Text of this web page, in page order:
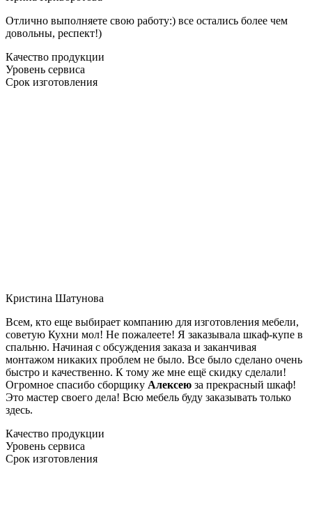
Отлично выполняете свою работу:) все остались более чем
довольны, респект!)
Качество продукции
Уровень сервиса
Срок изготовления
Кристина Шатунова
Всем, кто еще выбирает компанию для изготовления мебели,
советую Кухни мол! Не пожалеете! Я заказывала шкаф-купе в
спальню. Начиная с обсуждения заказа и заканчивая
монтажом никаких проблем не было. Все было сделано очень
быстро и качественно. К тому же мне ещё скидку сделали!
Огромное спасибо сборщику Алексею за прекрасный шкаф!
Это мастер своего дела! Всю мебель буду заказывать только
здесь.
Качество продукции
Уровень сервиса
Срок изготовления